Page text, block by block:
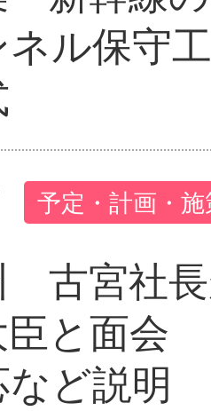
ル保守
予定・計画・
古宮社
臣と面会
ど説明